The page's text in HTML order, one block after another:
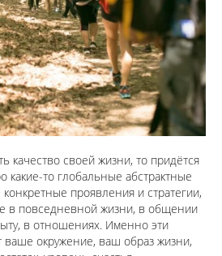
качество своей жизни, то придётся
какие-то глобальные абстрактные
проявления и стратегии,
в повседневной жизни, в общении
в отношениях. Именно эти
окружение, ваш образ жизни,